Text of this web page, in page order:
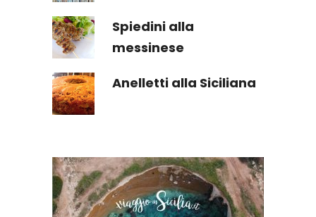
Spiedini alla
messinese
Anelletti alla Siciliana